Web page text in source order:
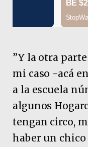
”Y la otra
mi caso -acá
a la escuela
algunos
tengan circo,
haber un chico